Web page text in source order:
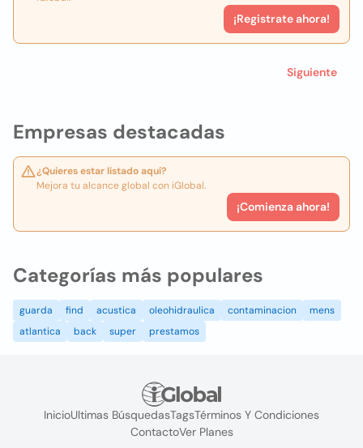
Empresas destacadas
¿Quieres estar listado aquí?
Mejora tu alcance global con iGlobal.
¡Comienza ahora!
¡Registrate ahora!
Siguiente
Categorías más populares
guarda find acustica oleohidraulica contaminacion
mens
atlantica
back super prestamos
InicioUltimas BúsquedasTagsTérminos Y Condiciones
ContactoVer Planes